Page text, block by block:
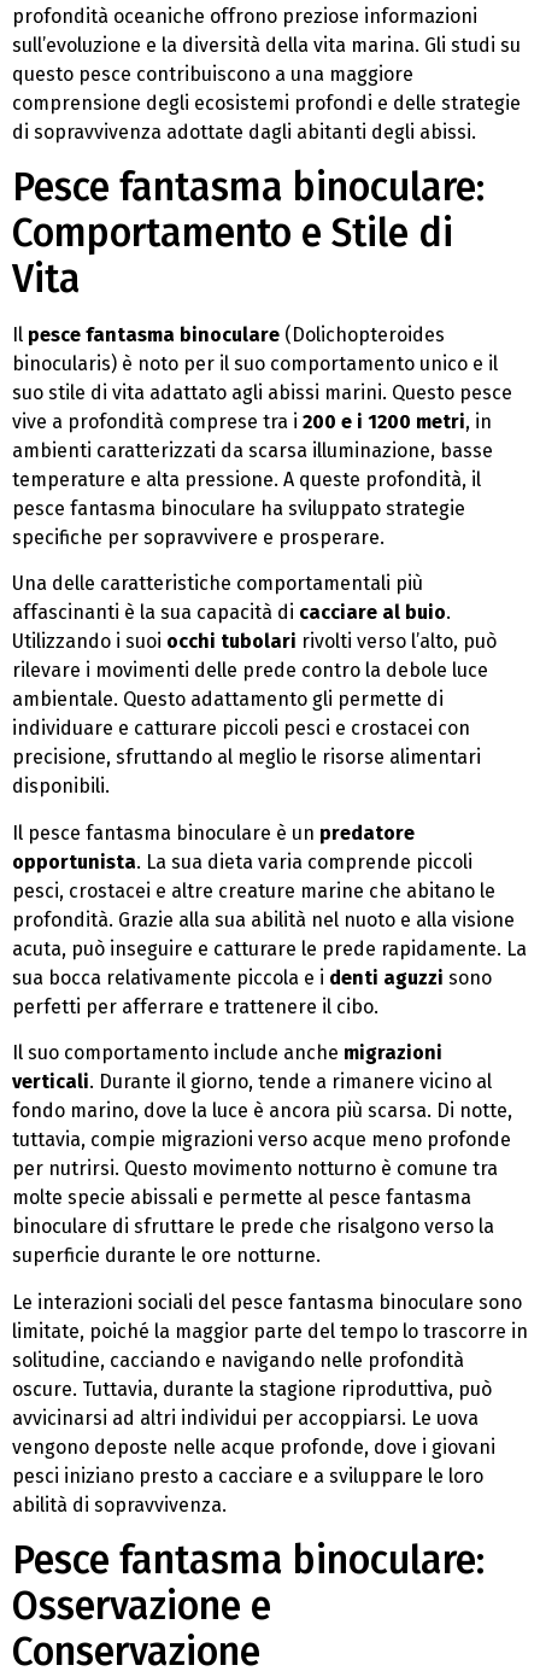
profondità oceaniche offrono preziose informazioni
sull’evoluzione e la diversità della vita marina. Gli studi su
questo pesce contribuiscono a una maggiore
comprensione degli ecosistemi profondi e delle strategie
di sopravvivenza adottate dagli abitanti degli abissi.
Pesce fantasma binoculare:
Comportamento e Stile di
Vita
Il pesce fantasma binoculare (Dolichopteroides
binocularis) è noto per il suo comportamento unico e il
suo stile di vita adattato agli abissi marini. Questo pesce
vive a profondità comprese tra i 200 e i 1200 metri, in
ambienti caratterizzati da scarsa illuminazione, basse
temperature e alta pressione. A queste profondità, il
pesce fantasma binoculare ha sviluppato strategie
specifiche per sopravvivere e prosperare.
Una delle caratteristiche comportamentali più
affascinanti è la sua capacità di cacciare al buio.
Utilizzando i suoi occhi tubolari rivolti verso l’alto, può
rilevare i movimenti delle prede contro la debole luce
ambientale. Questo adattamento gli permette di
individuare e catturare piccoli pesci e crostacei con
precisione, sfruttando al meglio le risorse alimentari
disponibili.
Il pesce fantasma binoculare è un predatore
opportunista. La sua dieta varia comprende piccoli
pesci, crostacei e altre creature marine che abitano le
profondità. Grazie alla sua abilità nel nuoto e alla visione
acuta, può inseguire e catturare le prede rapidamente. La
sua bocca relativamente piccola e i denti aguzzi sono
perfetti per afferrare e trattenere il cibo.
Il suo comportamento include anche migrazioni
verticali. Durante il giorno, tende a rimanere vicino al
fondo marino, dove la luce è ancora più scarsa. Di notte,
tuttavia, compie migrazioni verso acque meno profonde
per nutrirsi. Questo movimento notturno è comune tra
molte specie abissali e permette al pesce fantasma
binoculare di sfruttare le prede che risalgono verso la
superficie durante le ore notturne.
Le interazioni sociali del pesce fantasma binoculare sono
limitate, poiché la maggior parte del tempo lo trascorre in
solitudine, cacciando e navigando nelle profondità
oscure. Tuttavia, durante la stagione riproduttiva, può
avvicinarsi ad altri individui per accoppiarsi. Le uova
vengono deposte nelle acque profonde, dove i giovani
pesci iniziano presto a cacciare e a sviluppare le loro
abilità di sopravvivenza.
Pesce fantasma binoculare:
Osservazione e
Conservazione